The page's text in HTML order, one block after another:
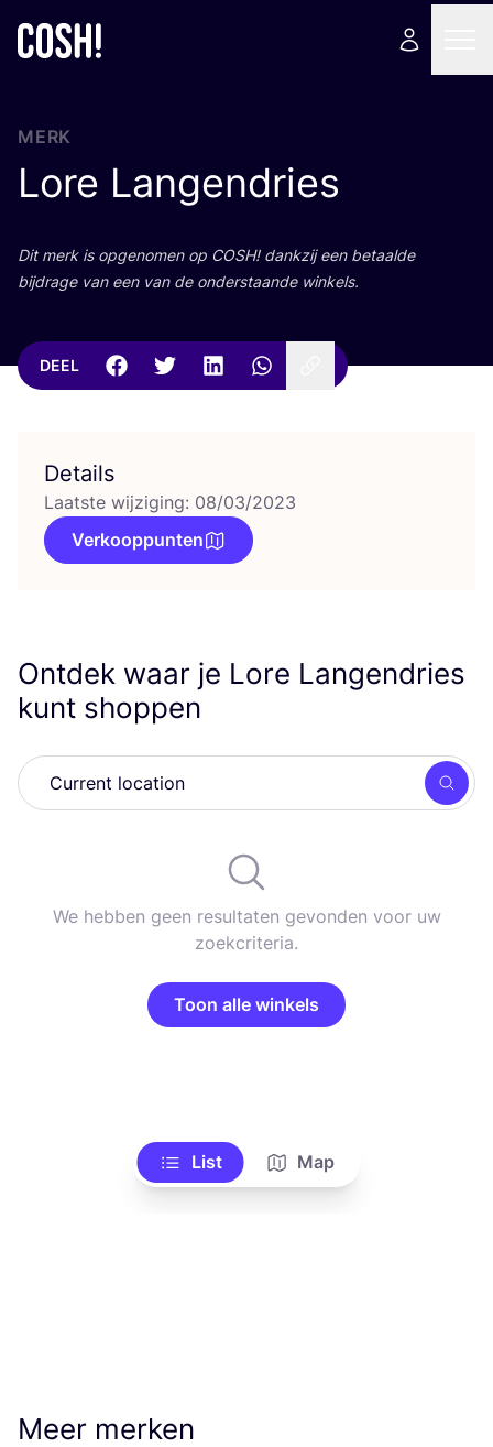
MERK
Lore Langendries
Dit merk is opge­no­men op COSH! dank­zij een betaal­de
bij­dra­ge van een van de onder­staan­de winkels.
DEEL
Details
Laatste wijziging: 08/03/2023
Verkooppunten
Ontdek waar je Lore Langendries
kunt shoppen
Zoek
We hebben geen resultaten gevonden voor uw
zoekcriteria.
Toon alle winkels
List Map
Meer merken